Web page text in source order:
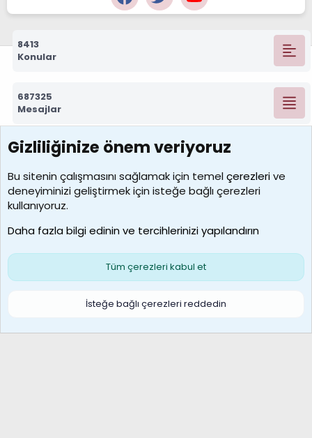
8413
Konular
687325
Mesajlar
7390
Kullanıcılar
MosesBrownHayranı
Son üye
Çerezler
S
Gizliliğinize önem veriyoruz
Bu sitenin çalışmasını sağlamak için temelçerezlerive
deneyiminizi geliştirmek için isteğe bağlı çerezleri
kullanıyoruz.
Daha fazla bilgi edinin ve tercihlerinizi yapılandırın
Tüm çerezleri kabul et
İsteğe bağlı çerezleri reddedin